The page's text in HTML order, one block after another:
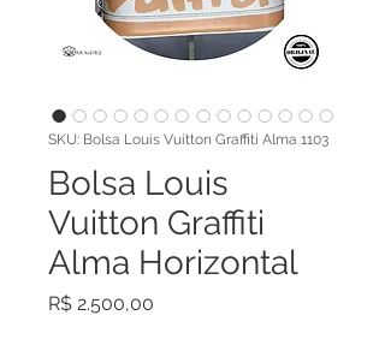
SKU: Bolsa Louis Vuitton Graffiti Alma 1103
Bolsa Louis
Vuitton Graffiti
Alma Horizontal
R$ 2.500,00